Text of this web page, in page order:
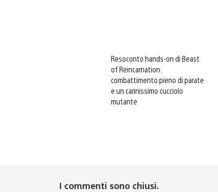
Resoconto hands-on di Beast
of Reincarnation:
combattimento pieno di parate
e un carinissimo cucciolo
mutante
I commenti sono chiusi.